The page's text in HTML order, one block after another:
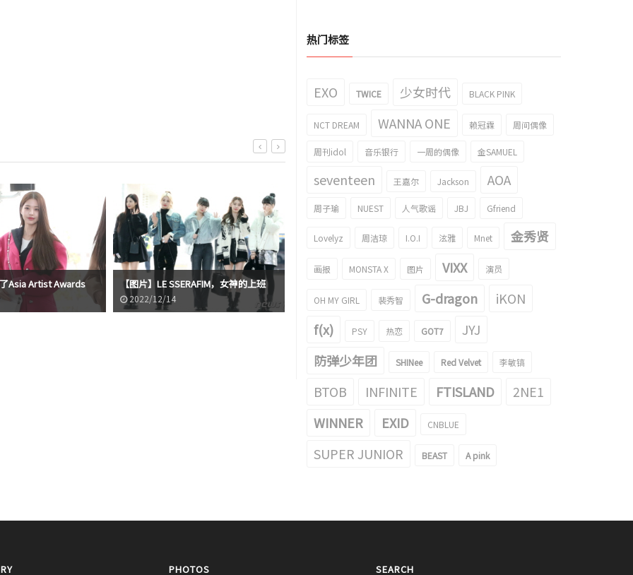
Asia Artist Awards 【图片】LE SSERAFIM，女神的上班
2022/12/14
【图片】防弹少年团 正国，为卡塔尔
2022/11/16
【图片】'SELFISH' OH MY GIRL YooA
2022/11/16
热门标签
EXO TWICE 少女时代 BLACK PINK
NCT DREAM WANNA ONE 赖冠霖 周间偶像
周刊idol 音乐银行 一周的偶像 金SAMUEL
seventeen 王嘉尔 Jackson AOA
周子瑜 NUEST 人气歌谣 JBJ Gfriend
Lovelyz 周洁琼 I.O.I 泫雅 Mnet 金秀贤
画报 MONSTA X 图片 VIXX 演员
OH MY GIRL 裴秀智 G-dragon
iKON
f(x)
PSY 热恋 GOT7
JYJ
防弹少年团
SHINee Red Velvet 李敏镐
BTOB INFINITE FTISLAND
2NE1
WINNER
EXID CNBLUE
SUPER JUNIOR BEAST A pink
PHOTOS SEARCH